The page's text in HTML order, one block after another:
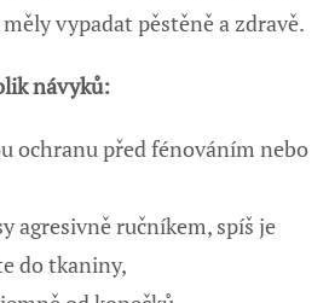
vypadat pěstěně a zdravě.
návyků:
ochranu před fénováním nebo
agresivně ručníkem, spíš je
do tkaniny,